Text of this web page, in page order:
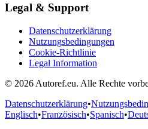
Legal & Support
Datenschutzerklärung
Nutzungsbedingungen
Cookie-Richtlinie
Legal Information
© 2026 Autoref.eu. Alle Rechte
Datenschutzerklärung•
Englisch•Französisch•Spanisch•